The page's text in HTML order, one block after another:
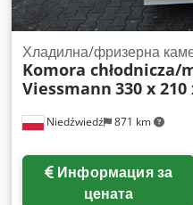
Niedźwiedź 871 km
Хладилна/фризерна
Komora chłodnicza/
Viessmann 330 x 210
Информация за
цената